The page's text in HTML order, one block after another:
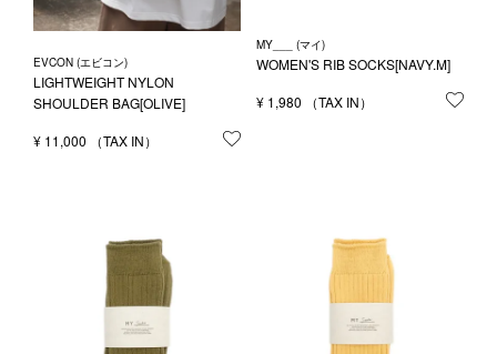
EVCON (エビコン)
LIGHTWEIGHT NYLON
SHOULDER BAG[OLIVE]
¥ 11,000
MY___ (マイ)
WOMEN'S RIB SOCKS[NAVY.M]
¥ 1,980